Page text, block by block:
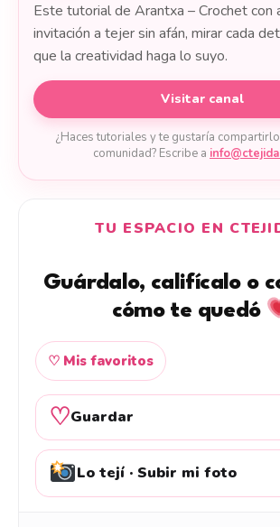
Este tutorial de Arantxa – Crochet con
invitación a tejer sin afán, mirar cada
que la creatividad haga lo suyo.
Visitar canal
¿Haces tutoriales y te gustaría
comunidad? Escribe a
TU ESPACIO EN
Guárdalo, califícalo o
cómo te quedó
♡ Mis favoritos
♡Guardar
Lo tejí · Subir mi foto